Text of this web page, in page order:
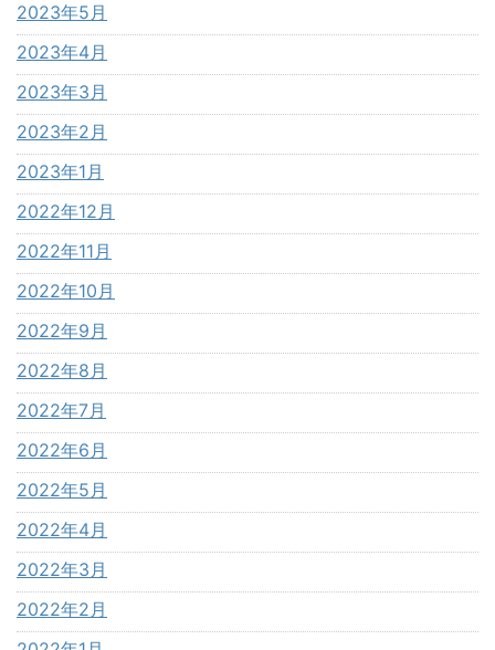
2023年5月
2023年4月
2023年3月
2023年2月
2023年1月
2022年12月
2022年11月
2022年10月
2022年9月
2022年8月
2022年7月
2022年6月
2022年5月
2022年4月
2022年3月
2022年2月